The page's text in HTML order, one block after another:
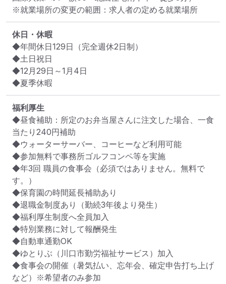
※就業場所の変更の範囲：求人者の定める就業場所
休日・休暇
◆年間休日129日（完全週休2日制）
◆土日祝日
◆12月29日～1月4日
◆夏季休暇
福利厚生
◆昼食補助：所定のお弁当屋さんに注文した場合、一食
当たり240円補助
◆ウォーターサーバー、コーヒーなど利用可能
◆参加無料で事務所ゴルフコンペ等を実施
◆年3回 職員の食事会（必須ではありません。無料で
す。）
◆保育園の時間延長補助あり
◆退職金制度あり（勤続3年後より発生）
◆福利厚生制度へ全員加入
◆特別業務に対して報酬発生
◆自動車通勤OK
◆ゆとりぶ（川口市勤労福祉サービス）加入
◆食事会の開催（暑気払い、忘年会、確定申告打ち上げ
など）※希望者のみ参加